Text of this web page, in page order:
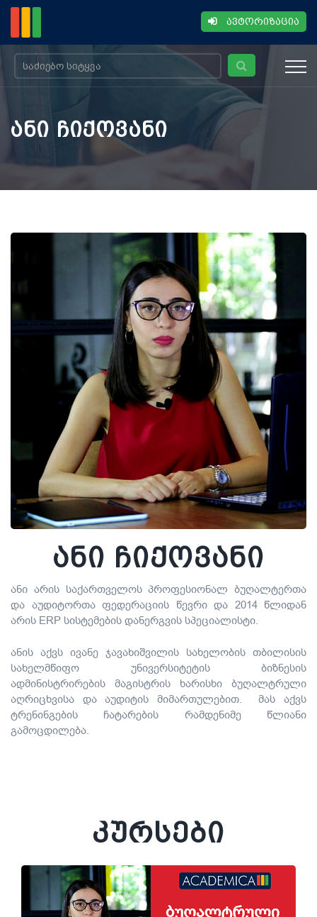
ავტორიზაცია
ანი ჩიქოვანი
ანი ჩიქოვანი
ანი არის საქართველოს პროფესიონალ ბუღალტერთა
და აუდიტორთა ფედერაციის წევრი და 2014 წლიდან
არის ERP სისტემების დანერგვის სპეციალისტი.
ანის აქვს ივანე ჯავახიშვილის სახელობის თბილისის
სახელმწიფო უნივერსიტეტის ბიზნესის
ადმინისტრირების მაგისტრის ხარისხი ბუღალტრული
აღრიცხვისა და აუდიტის მიმართულებით. მას აქვს
ტრენინგების ჩატარების რამდენიმე წლიანი
გამოცდილება.
კურსები